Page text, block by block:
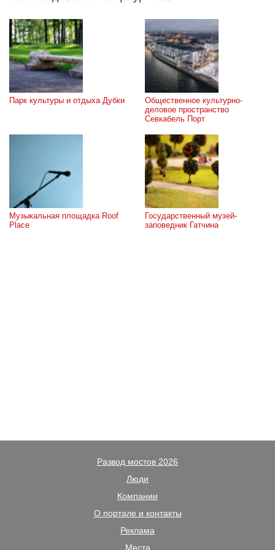
Парк культуры и отдыха Дубки
Общественное культурно-
деловое пространство
Севкабель Порт
Музыкальная площадка Roof
Place
Государственный музей-
заповедник Гатчина
Развод мостов 2026
Люди
Компании
О портале и контакты
Реклама
Места